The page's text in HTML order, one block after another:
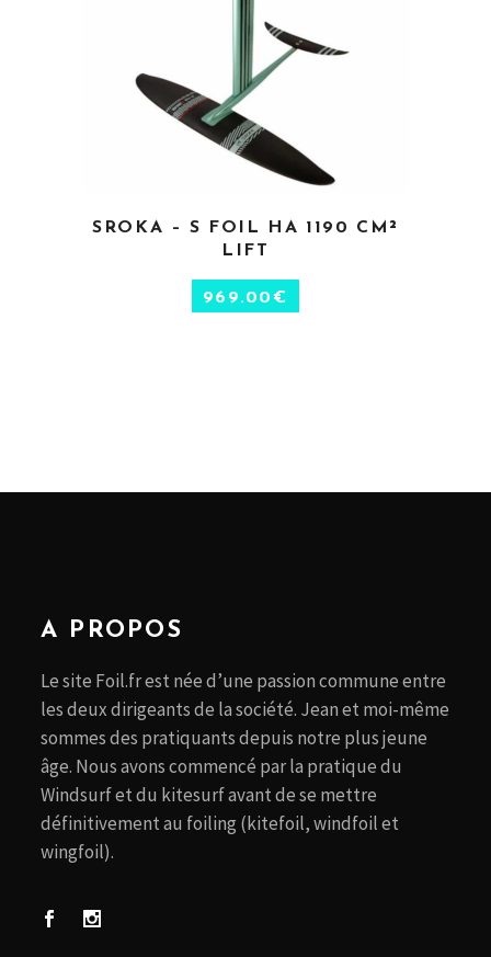
CHOIX DES OPTIONS
SROKA – S FOIL HA 1190 CM²
LIFT
969.00 €
A PROPOS
Le site Foil.fr est née d’une passion commune entre
les deux dirigeants de la société. Jean et moi-même
sommes des pratiquants depuis notre plus jeune
âge. Nous avons commencé par la pratique du
Windsurf et du kitesurf avant de se mettre
définitivement au foiling (kitefoil, windfoil et
wingfoil).